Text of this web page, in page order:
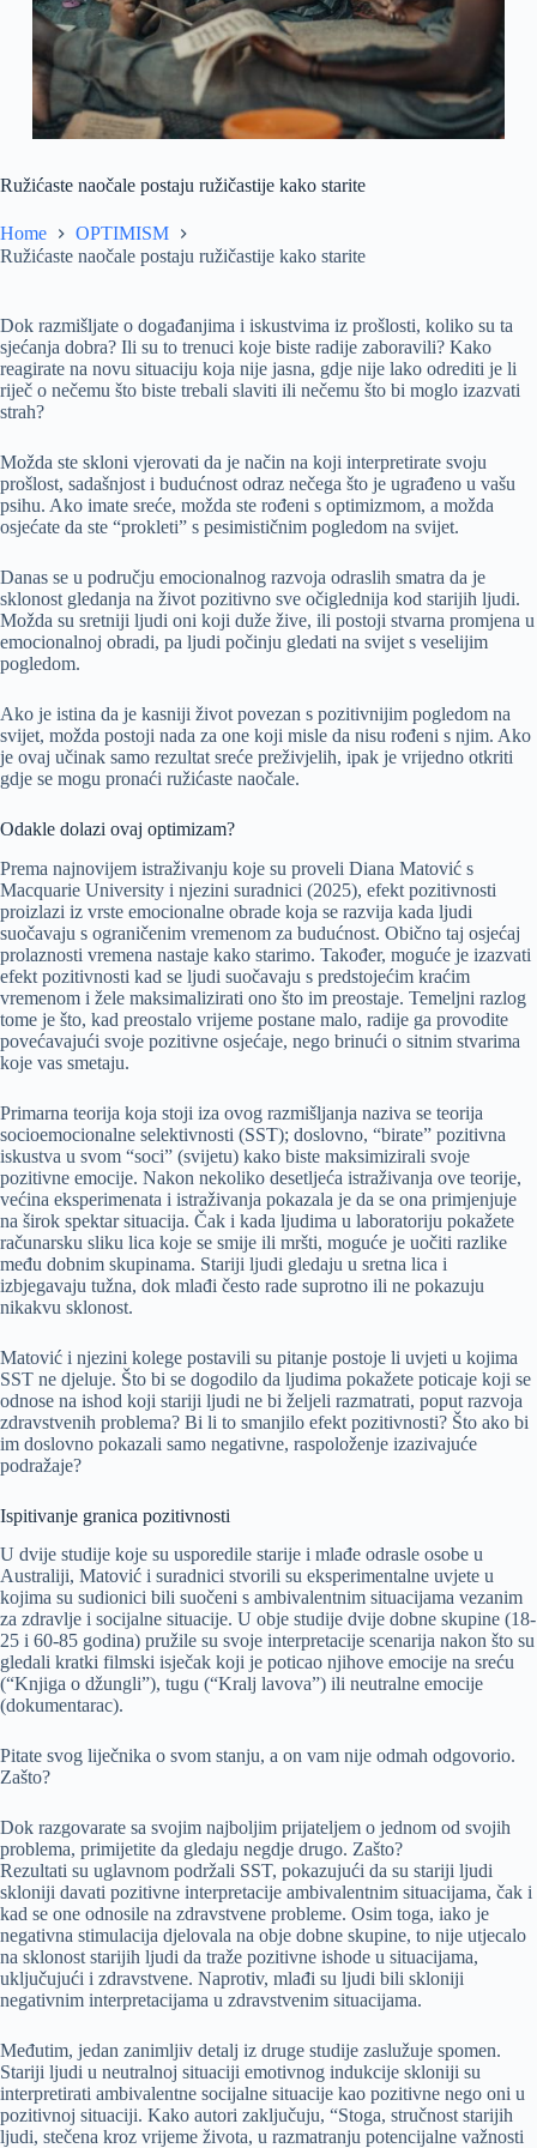
Ružićaste naočale postaju ružičastije kako starite
Home
OPTIMISM
Ružićaste naočale postaju ružičastije kako starite
Dok razmišljate o događanjima i iskustvima iz prošlosti, koliko su ta
sjećanja dobra? Ili su to trenuci koje biste radije zaboravili? Kako
reagirate na novu situaciju koja nije jasna, gdje nije lako odrediti je li
riječ o nečemu što biste trebali slaviti ili nečemu što bi moglo izazvati
strah?
Možda ste skloni vjerovati da je način na koji interpretirate svoju
prošlost, sadašnjost i budućnost odraz nečega što je ugrađeno u vašu
psihu. Ako imate sreće, možda ste rođeni s optimizmom, a možda
osjećate da ste “prokleti” s pesimističnim pogledom na svijet.
Danas se u području emocionalnog razvoja odraslih smatra da je
sklonost gledanja na život pozitivno sve očiglednija kod starijih ljudi.
Možda su sretniji ljudi oni koji duže žive, ili postoji stvarna promjena u
emocionalnoj obradi, pa ljudi počinju gledati na svijet s veselijim
pogledom.
Ako je istina da je kasniji život povezan s pozitivnijim pogledom na
svijet, možda postoji nada za one koji misle da nisu rođeni s njim. Ako
je ovaj učinak samo rezultat sreće preživjelih, ipak je vrijedno otkriti
gdje se mogu pronaći ružićaste naočale.
Odakle dolazi ovaj optimizam?
Prema najnovijem istraživanju koje su proveli Diana Matović s
Macquarie University i njezini suradnici (2025), efekt pozitivnosti
proizlazi iz vrste emocionalne obrade koja se razvija kada ljudi
suočavaju s ograničenim vremenom za budućnost. Obično taj osjećaj
prolaznosti vremena nastaje kako starimo. Također, moguće je izazvati
efekt pozitivnosti kad se ljudi suočavaju s predstojećim kraćim
vremenom i žele maksimalizirati ono što im preostaje. Temeljni razlog
tome je što, kad preostalo vrijeme postane malo, radije ga provodite
povećavajući svoje pozitivne osjećaje, nego brinući o sitnim stvarima
koje vas smetaju.
Primarna teorija koja stoji iza ovog razmišljanja naziva se teorija
socioemocionalne selektivnosti (SST); doslovno, “birate” pozitivna
iskustva u svom “soci” (svijetu) kako biste maksimizirali svoje
pozitivne emocije. Nakon nekoliko desetljeća istraživanja ove teorije,
većina eksperimenata i istraživanja pokazala je da se ona primjenjuje
na širok spektar situacija. Čak i kada ljudima u laboratoriju pokažete
računarsku sliku lica koje se smije ili mršti, moguće je uočiti razlike
među dobnim skupinama. Stariji ljudi gledaju u sretna lica i
izbjegavaju tužna, dok mlađi često rade suprotno ili ne pokazuju
nikakvu sklonost.
Matović i njezini kolege postavili su pitanje postoje li uvjeti u kojima
SST ne djeluje. Što bi se dogodilo da ljudima pokažete poticaje koji se
odnose na ishod koji stariji ljudi ne bi željeli razmatrati, poput razvoja
zdravstvenih problema? Bi li to smanjilo efekt pozitivnosti? Što ako bi
im doslovno pokazali samo negativne, raspoloženje izazivajuće
podražaje?
Ispitivanje granica pozitivnosti
U dvije studije koje su usporedile starije i mlađe odrasle osobe u
Australiji, Matović i suradnici stvorili su eksperimentalne uvjete u
kojima su sudionici bili suočeni s ambivalentnim situacijama vezanim
za zdravlje i socijalne situacije. U obje studije dvije dobne skupine (18-
25 i 60-85 godina) pružile su svoje interpretacije scenarija nakon što su
gledali kratki filmski isječak koji je poticao njihove emocije na sreću
(“Knjiga o džungli”), tugu (“Kralj lavova”) ili neutralne emocije
(dokumentarac).
Pitate svog liječnika o svom stanju, a on vam nije odmah odgovorio.
Zašto?
Dok razgovarate sa svojim najboljim prijateljem o jednom od svojih
problema, primijetite da gledaju negdje drugo. Zašto?
Rezultati su uglavnom podržali SST, pokazujući da su stariji ljudi
skloniji davati pozitivne interpretacije ambivalentnim situacijama, čak i
kad se one odnosile na zdravstvene probleme. Osim toga, iako je
negativna stimulacija djelovala na obje dobne skupine, to nije utjecalo
na sklonost starijih ljudi da traže pozitivne ishode u situacijama,
uključujući i zdravstvene. Naprotiv, mlađi su ljudi bili skloniji
negativnim interpretacijama u zdravstvenim situacijama.
Međutim, jedan zanimljiv detalj iz druge studije zaslužuje spomen.
Stariji ljudi u neutralnoj situaciji emotivnog indukcije skloniji su
interpretirati ambivalentne socijalne situacije kao pozitivne nego oni u
pozitivnoj situaciji. Kako autori zaključuju, “Stoga, stručnost starijih
ljudi, stečena kroz vrijeme života, u razmatranju potencijalne važnosti